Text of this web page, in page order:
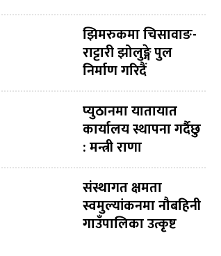
झिमरुकमा चिसावाङ-
राट्टारी झोलुङ्गे पुल
निर्माण गरिदैं
प्युठानमा यातायात
कार्यालय स्थापना गर्दैछु
: मन्त्री राणा
संस्थागत क्षमता
स्वमुल्यांकनमा नौबहिनी
गाउँपालिका उत्कृष्ट